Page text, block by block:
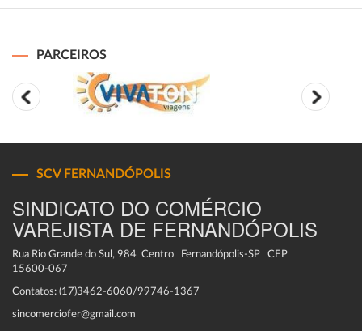
PARCEIROS
SCV FERNANDÓPOLIS
SINDICATO DO COMÉRCIO
VAREJISTA DE FERNANDÓPOLIS
Rua Rio Grande do Sul, 984 Centro Fernandópolis-SP CEP
15600-067
Contatos: (17)3462-6060/99746-1367
sincomerciofer@gmail.com